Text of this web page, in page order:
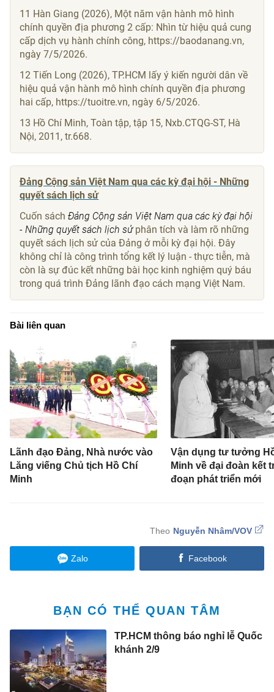
11 Hàn Giang (2026), Một năm vận hành mô hình
chính quyền địa phương 2 cấp: Nhìn từ hiệu quả cung
cấp dịch vụ hành chính công, https://baodanang.vn,
ngày 7/5/2026.
12 Tiến Long (2026), TP.HCM lấy ý kiến người dân về
hiệu quả vận hành mô hình chính quyền địa phương
hai cấp, https://tuoitre.vn, ngày 6/5/2026.
13 Hồ Chí Minh, Toàn tập, tập 15, Nxb.CTQG-ST, Hà
Nội, 2011, tr.668.
Đảng Cộng sản Việt Nam qua các kỳ đại hội - Những
quyết sách lịch sử
Cuốn sáchĐảng Cộng sản Việt Nam qua các kỳ đại hội
- Những quyết sách lịch sửphân tích và làm rõ những
quyết sách lịch sử của Đảng ở mỗi kỳ đại hội. Đây
không chỉ là công trình tổng kết lý luận - thực tiễn, mà
còn là sự đúc kết những bài học kinh nghiệm quý báu
trong quá trình Đảng lãnh đạo cách mạng Việt Nam.
Bài liên quan
Lãnh đạo Đảng, Nhà nước vào
Lăng viếng Chủ tịch Hồ Chí
Minh
Vận dụng tư tưởng
Minh về đại đoàn kết
đoạn phát triển mới
Nguyễn Nhâm/VOV
Zalo Facebook
BẠN CÓ THỂ QUAN TÂM
TP.HCM thông báo nghỉ lễ Quốc
khánh 2/9